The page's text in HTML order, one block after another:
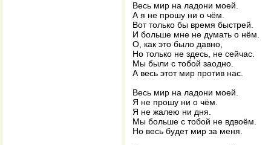
Весь мир на ладони моей.
А я не прошу ни о чём.
Вот только бы время быстрей.
И больше мне не думать о нём.
О, как это было давно,
Но только не здесь, не сейчас.
Мы были с тобой заодно.
А весь этот мир против нас.
Весь мир на ладони моей.
Я не прошу ни о чём.
Я не жалею ни дня.
Мы больше с тобой не вдвоём.
Но весь будет мир за меня.